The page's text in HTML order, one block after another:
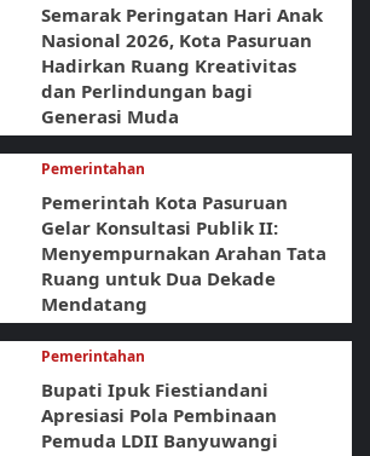
Semarak Peringatan Hari Anak
Nasional 2026, Kota Pasuruan
Hadirkan Ruang Kreativitas
dan Perlindungan bagi
Generasi Muda
Pemerintahan
Pemerintah Kota Pasuruan
Gelar Konsultasi Publik II:
Menyempurnakan Arahan Tata
Ruang untuk Dua Dekade
Mendatang
Pemerintahan
Bupati Ipuk Fiestiandani
Apresiasi Pola Pembinaan
Pemuda LDII Banyuwangi